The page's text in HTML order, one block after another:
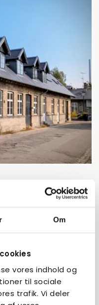
Om
vores indhold og
til sociale
trafik. Vi deler
i en fin, ældre
15C på Østerbro.
her.